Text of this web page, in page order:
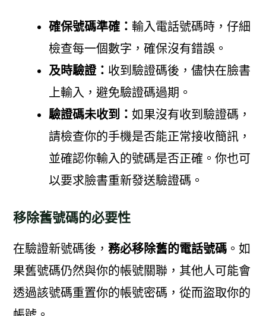
確保號碼準確： 輸入電話號碼時，仔細
檢查每一個數字，確保沒有錯誤。
及時驗證： 收到驗證碼後，儘快在臉書
上輸入，避免驗證碼過期。
驗證碼未收到： 如果沒有收到驗證碼，
請檢查你的手機是否能正常接收簡訊，
並確認你輸入的號碼是否正確。你也可
以要求臉書重新發送驗證碼。
移除舊號碼的必要性
在驗證新號碼後， 務必移除舊的電話號碼。如
果舊號碼仍然與你的帳號關聯，其他人可能會
透過該號碼重置你的帳號密碼，從而盜取你的